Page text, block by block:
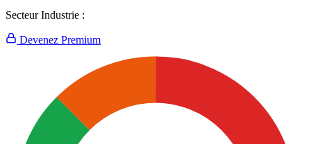
Secteur Industrie :
Devenez Premium